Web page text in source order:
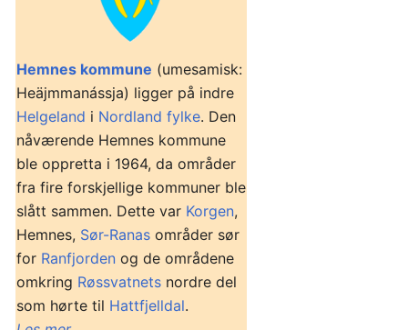
Hemnes kommune (umesamisk:
Heäjmmanássja) ligger på indre
Helgeland i Nordland fylke. Den
nåværende Hemnes kommune
ble oppretta i 1964, da områder
fra fire forskjellige kommuner ble
slått sammen. Dette var Korgen,
Hemnes, Sør-Ranas områder sør
for Ranfjorden og de områdene
omkring Røssvatnets nordre del
som hørte til Hattfjelldal.